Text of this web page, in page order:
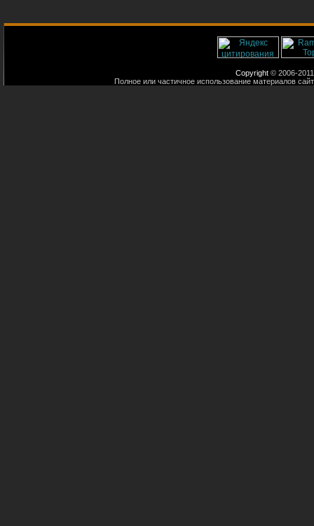
Copyright © 2006-
Полное или частичное использование материалов